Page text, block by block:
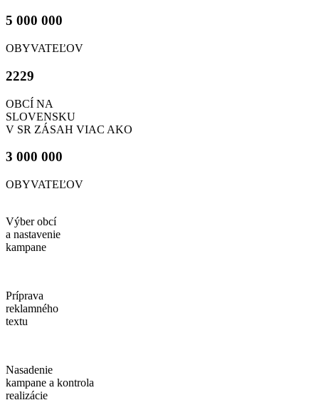
5 000 000
OBYVATEĽOV
2229
OBCÍ NA
SLOVENSKU
V SR ZÁSAH VIAC AKO
3 000 000
OBYVATEĽOV
Výber obcí
a nastavenie
kampane
Príprava
reklamného
textu
Nasadenie
kampane a kontrola
realizácie